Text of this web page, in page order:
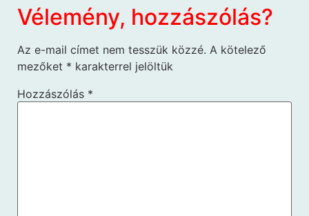
Vélemény, hozzászólás?
Az e-mail címet nem tesszük közzé. A kötelező
mezőket * karakterrel jelöltük
Hozzászólás *